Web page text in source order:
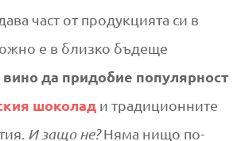
част от продукцията си в
е в близко бъдеще
да придобие популярност
шоколад и традиционните
И защо не?Няма нищо по-